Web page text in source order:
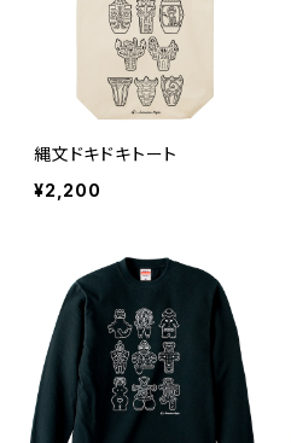
縄文ドキドキトート
¥2,200